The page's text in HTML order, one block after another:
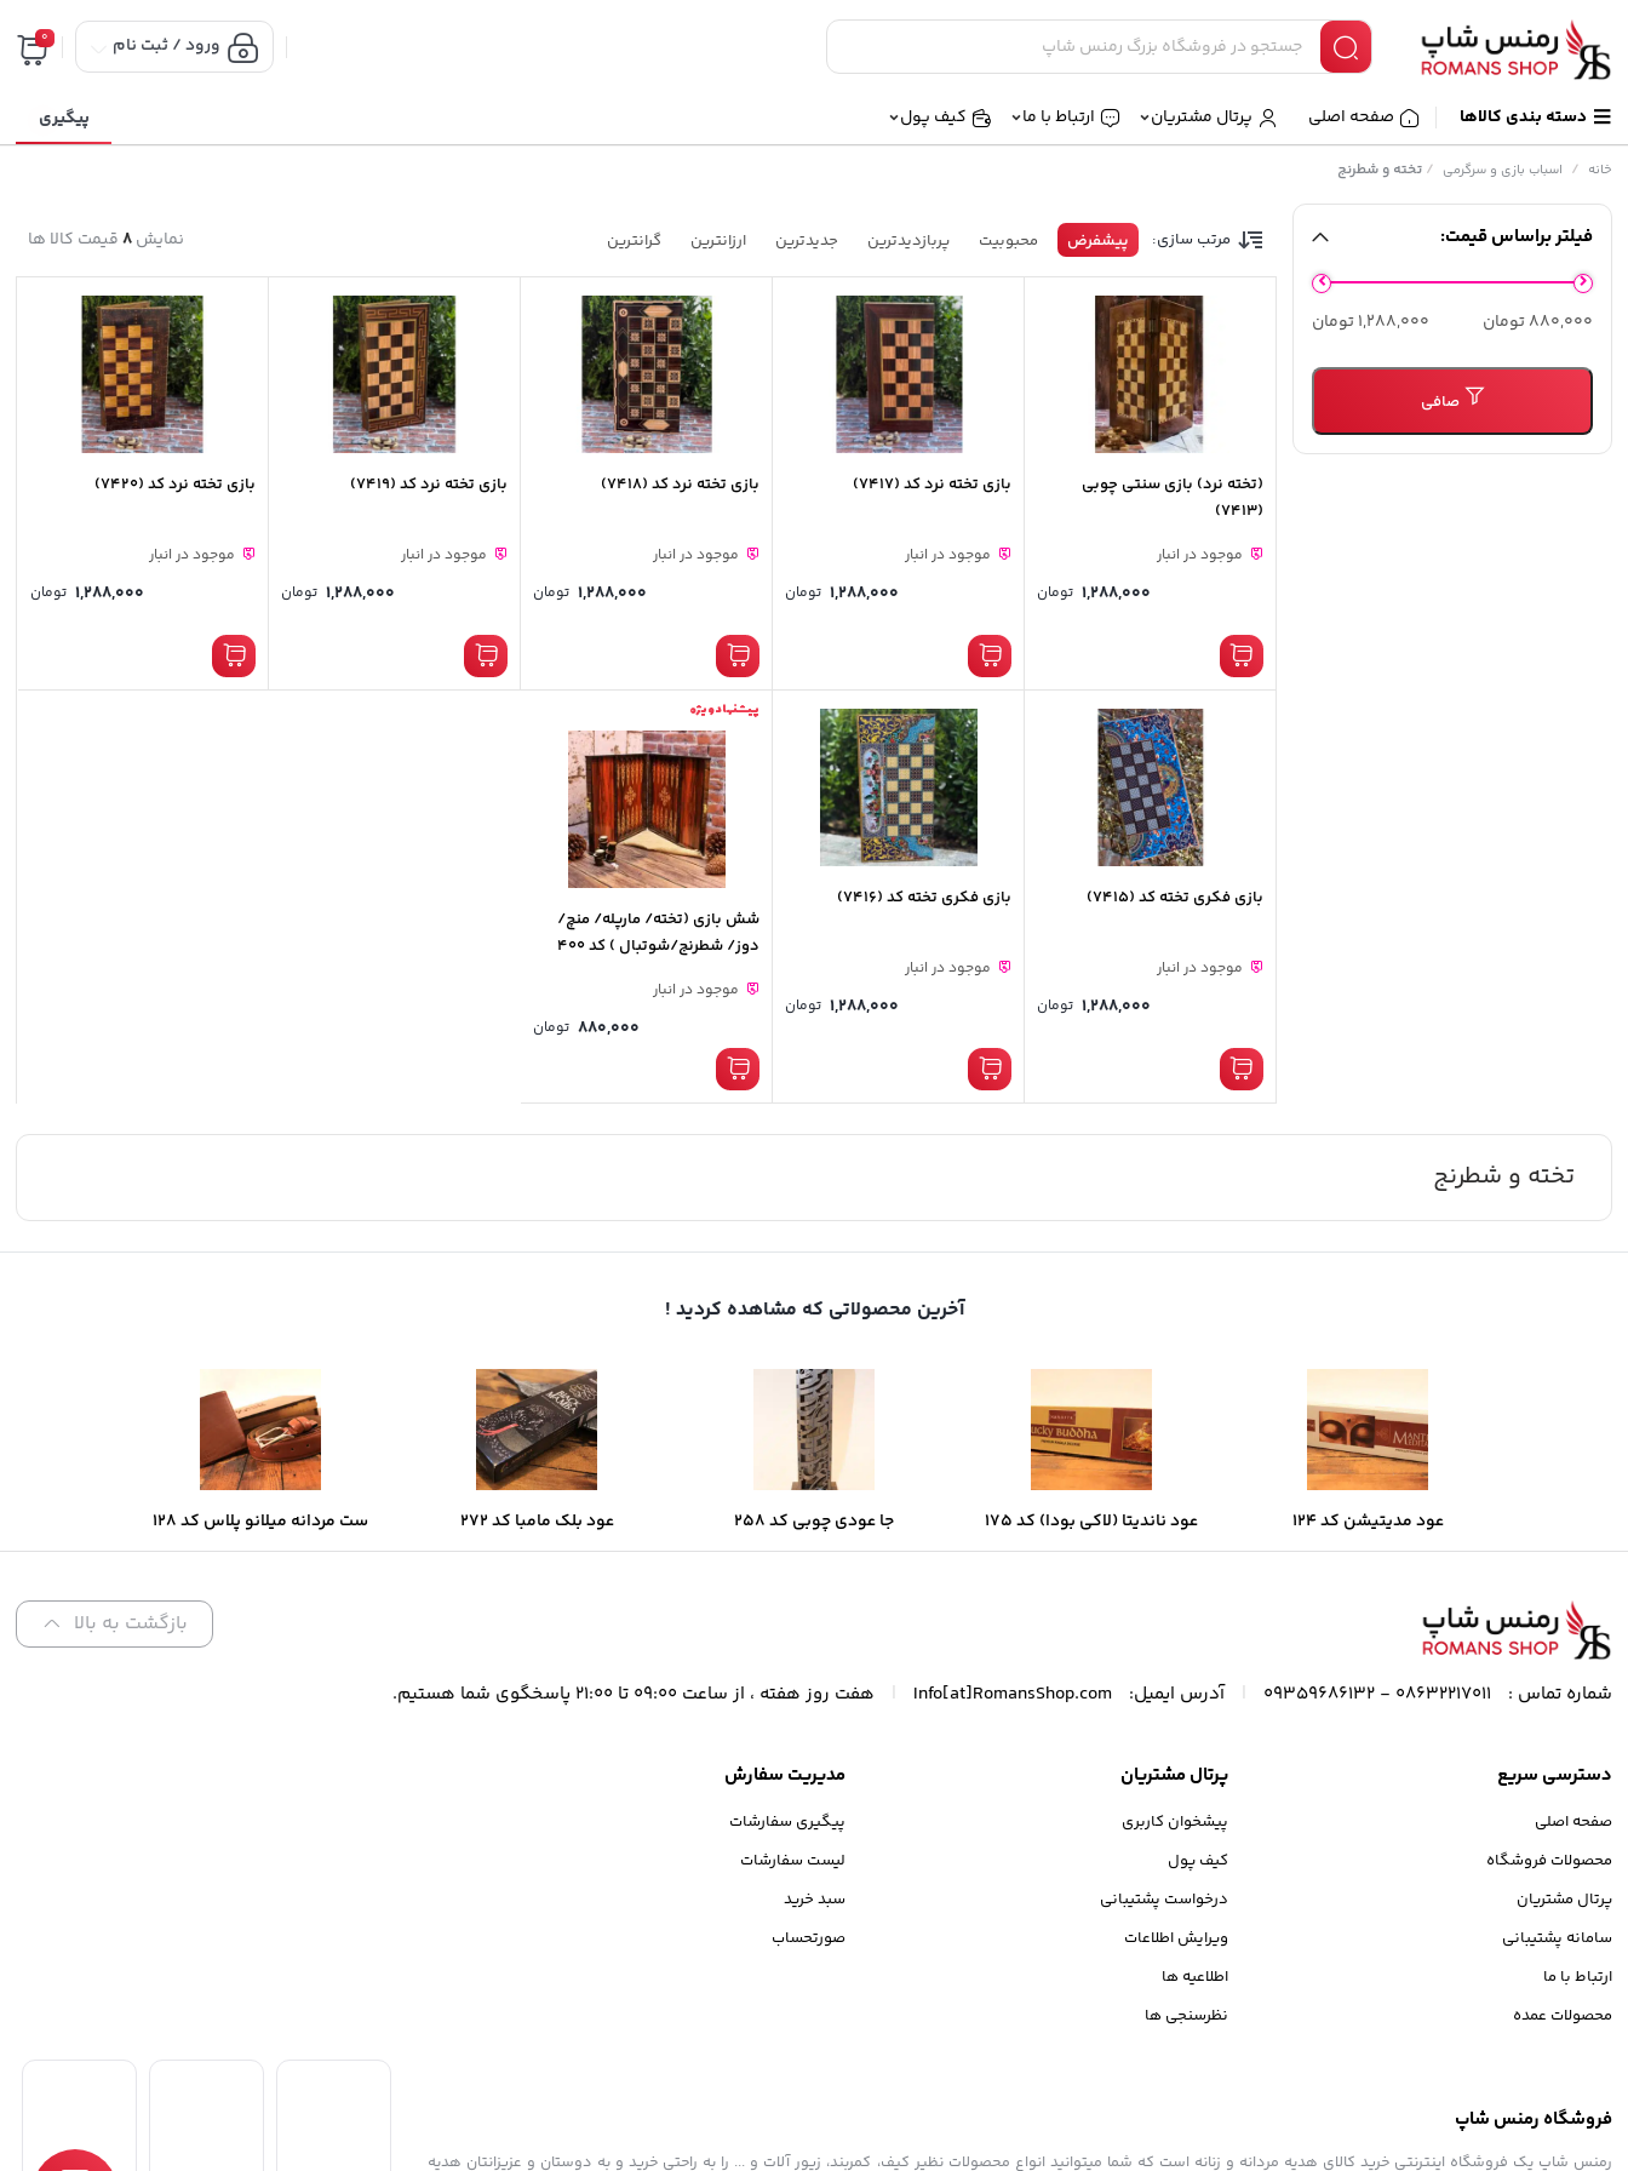
ورود / ثبت نام 0
دسته بندی کالاها صفحه اصلی پرتال مشتریان ارتباط با ما کیف پول پیگیری
خانه / اسباب بازی و سرگرمی /تخته و شطرنج
فیلتر براساس قیمت:
حداقل
قیمت
حداكثر
قيمت
صافی
880,000 تومان 1,288,000 تومان
مرتب سازی: پیشفرض محبوبیت پربازدیدترین جدیدترین ارزانترین گرانترین نمایش8 قیمت کالا ها
(تخته نرد) بازی سنتی چوبی
(7413)
موجود در انبار
1,288,000 تومان
بازی تخته نرد کد (7417)
موجود در انبار
1,288,000 تومان
بازی تخته نرد کد (7418)
موجود در انبار
1,288,000 تومان
بازی تخته نرد کد (7419)
موجود در انبار
1,288,000 تومان
بازی تخته نرد کد (7420)
موجود در انبار
1,288,000 تومان
بازی فکری تخته کد (7415)
موجود در انبار
1,288,000 تومان
بازی فکری تخته کد (7416)
موجود در انبار
1,288,000 تومان
پیشنهاد ویژه
شش بازی (تخته/ مارپله/ منچ/
دوز/ شطرنج/شوتبال ) کد 400
موجود در انبار
880,000 تومان
تخته و شطرنج
آخرین محصولاتی که مشاهده کردید !
عود مدیتیشن کد 124 عود ناندیتا (لاکی بودا) کد 175 جا عودی چوبی کد 258 عود بلک مامبا کد 272 ست مردانه میلانو پلاس کد 128
بازگشت به بالا
شماره تماس : 08632217011 - 09359686132 آدرس ایمیل: Info[at]RomansShop.com هفت روز هفته ، از ساعت 09:00 تا 21:00 پاسخگوی شما هستیم.
دسترسی سریع
صفحه اصلی
محصولات فروشگاه
پرتال مشتریان
سامانه پشتیبانی
ارتباط با ما
محصولات عمده
پرتال مشتریان
پیشخوان کاربری
کیف پول
درخواست پشتیبانی
ویرایش اطلاعات
اطلاعیه ها
نظرسنجی ها
مدیریت سفارش
پیگیری سفارشات
لیست سفارشات
سبد خرید
صورتحساب
فروشگاه رمنس شاپ
رمنس شاپ یک فروشگاه اینترنتی خرید کالای هدیه مردانه و زنانه است که شما میتوانید انواع محصولات نظیر کیف، کمربند، زیور آلات و ... را به راحتی خرید و به دوستان و عزیزانتان هدیه